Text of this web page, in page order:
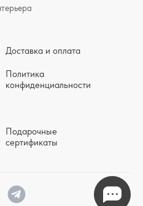
Доставка и оплата
Политика
конфиденциальности
Подарочные
сертификаты